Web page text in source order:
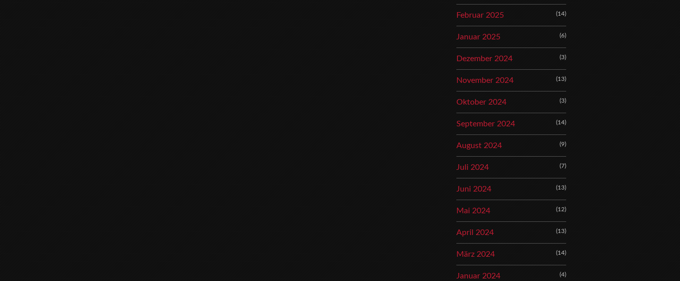
Februar 2025 (14)
Januar 2025 (6)
Dezember 2024 (3)
November 2024 (13)
Oktober 2024 (3)
September 2024 (14)
August 2024 (9)
Juli 2024 (7)
Juni 2024 (13)
Mai 2024 (12)
April 2024 (13)
März 2024 (14)
Januar 2024 (4)